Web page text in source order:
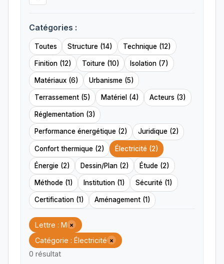
Catégories :
Toutes Structure (14) Technique (12)
Finition (12) Toiture (10) Isolation (7)
Matériaux (6) Urbanisme (5)
Terrassement (5) Matériel (4) Acteurs (3)
Réglementation (3)
Performance énergétique (2) Juridique (2)
Confort thermique (2) Électricité (2)
Énergie (2) Dessin/Plan (2) Étude (2)
Méthode (1) Institution (1) Sécurité (1)
Certification (1) Aménagement (1)
Lettre : M ×
Catégorie : Électricité ×
0 résultat